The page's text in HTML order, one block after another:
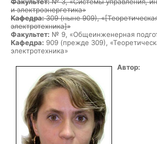
и электроэнергетика»
Кафедра:309(ныне 909), «
электротехника]»
Факультет: № 9, «Общеинженерная
Кафедра: 909 (прежде 309),
электротехника»
Автор: